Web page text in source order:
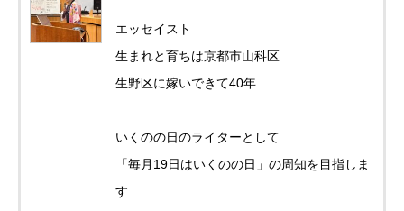
エッセイスト
生まれと育ちは京都市山科区
生野区に嫁いできて40年
いくのの日のライターとして
「毎月19日はいくのの日」の周知を目指しま
す